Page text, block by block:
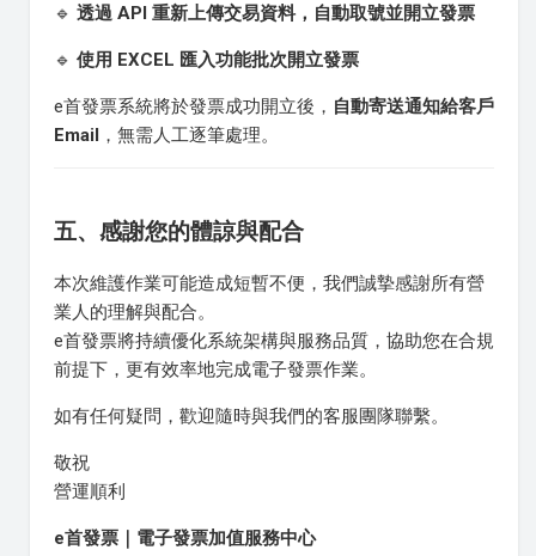
🔹 透過 API 重新上傳交易資料，自動取號並開立發票
🔹 使用 EXCEL 匯入功能批次開立發票
e首發票系統將於發票成功開立後， 自動寄送通知給客戶
Email ，無需人工逐筆處理。
五、感謝您的體諒與配合
本次維護作業可能造成短暫不便，我們誠摯感謝所有營
業人的理解與配合。
e首發票將持續優化系統架構與服務品質，協助您在合規
前提下，更有效率地完成電子發票作業。
如有任何疑問，歡迎隨時與我們的客服團隊聯繫。
敬祝
營運順利
e首發票｜電子發票加值服務中心